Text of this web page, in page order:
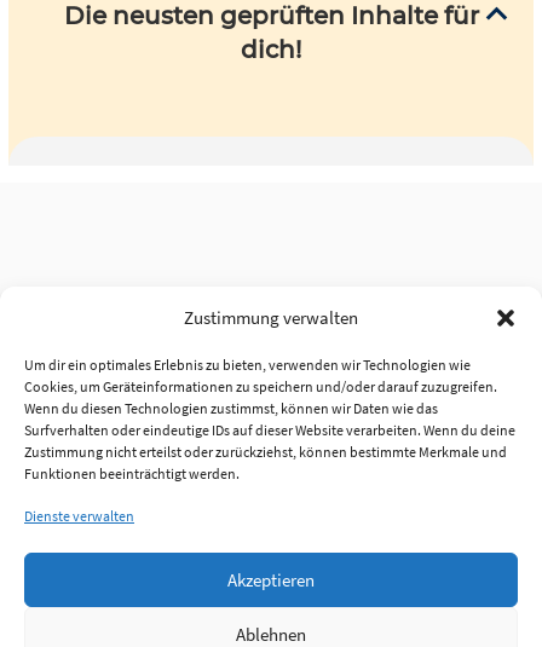
Zustimmung verwalten
Um dir ein optimales Erlebnis zu bieten, verwenden wir Technologien wie
Cookies, um Geräteinformationen zu speichern und/oder darauf zuzugreifen.
Wenn du diesen Technologien zustimmst, können wir Daten wie das
Surfverhalten oder eindeutige IDs auf dieser Website verarbeiten. Wenn du deine
Zustimmung nicht erteilst oder zurückziehst, können bestimmte Merkmale und
Funktionen beeinträchtigt werden.
Dienste verwalten
Akzeptieren
Ablehnen
Die neusten geprüften Inhalte für
dich!